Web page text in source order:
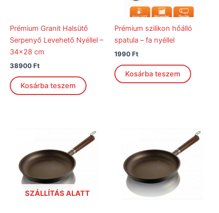
Prémium Granit Halsütő
Serpenyő Levehető Nyéllel –
34×28 cm
38900Ft
Kosárba teszem
Prémium szilikon hőálló
spatula – fa nyéllel
1990Ft
Kosárba teszem
SZÁLLÍTÁS ALATT